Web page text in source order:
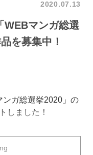
2020.07.13
WEBマンガ総選
を募集中！
ガ総選挙2020」の
しました！
ンの”推しマンガ”の
戦投票によって